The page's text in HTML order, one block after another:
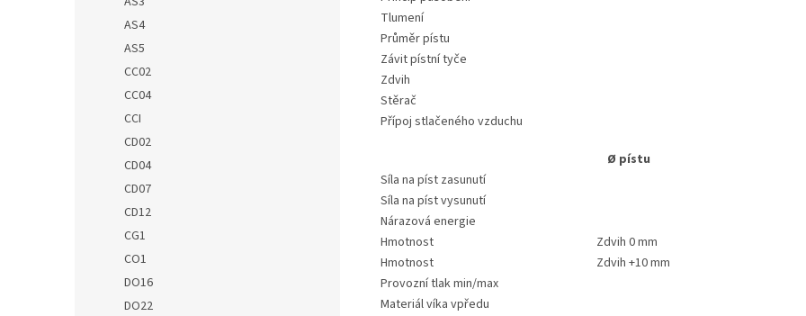
AS4
AS5
CC02
CC04
CCI
CD02
CD04
CD07
CD12
CG1
CO1
DO16
DO22
Tlumení
Průměr pístu
Závit pístní tyče
Zdvih
Stěrač
Přípoj stlačeného vzduchu
Ø pístu
Síla na píst zasunutí
Síla na píst vysunutí
Nárazová energie
Hmotnost
Zdvih 0 mm
Hmotnost
Zdvih +10 mm
Provozní tlak min/max
Materiál víka vpředu